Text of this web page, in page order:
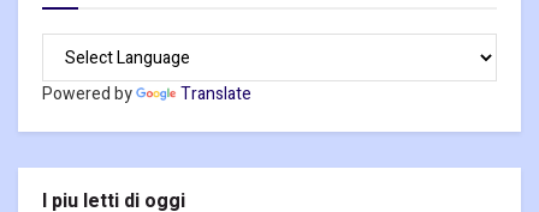
Powered by Translate
I piu letti di oggi